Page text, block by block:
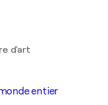
d'art
entier